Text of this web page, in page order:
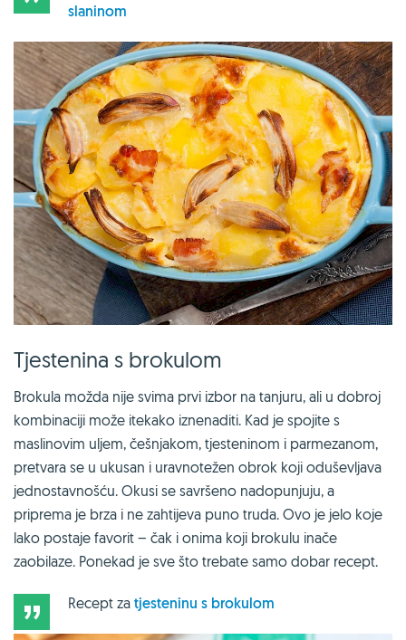
slaninom
Tjestenina s brokulom
Brokula možda nije svima prvi izbor na tanjuru, ali u dobroj
kombinaciji može itekako iznenaditi. Kad je spojite s
maslinovim uljem, češnjakom, tjesteninom i parmezanom,
pretvara se u ukusan i uravnotežen obrok koji oduševljava
jednostavnošću. Okusi se savršeno nadopunjuju, a
priprema je brza i ne zahtijeva puno truda. Ovo je jelo koje
lako postaje favorit – čak i onima koji brokulu inače
zaobilaze. Ponekad je sve što trebate samo dobar recept.
Recept za tjesteninu s brokulom